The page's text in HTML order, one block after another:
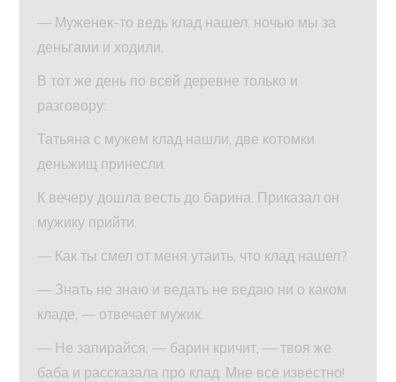
— Муженек-то ведь клад нашел, ночью мы за
деньгами и ходили.
В тот же день по всей деревне только и
разговору:
Татьяна с мужем клад нашли, две котомки
деньжищ принесли.
К вечеру дошла весть до барина. Приказал он
мужику прийти.
— Как ты смел от меня утаить, что клад нашел?
— Знать не знаю и ведать не ведаю ни о каком
кладе, — отвечает мужик.
— Не запирайся, — барин кричит, — твоя же
баба и рассказала про клад. Мне все известно!